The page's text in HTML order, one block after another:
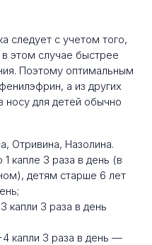
следует с учетом того,
этом случае быстрее
Поэтому оптимальным
а из других
носу для детей обычно
Отривина, Назолина.
капле 3 раза в день (в
детям старше 6 лет
капли 3 раза в день
4 капли 3 раза в день —